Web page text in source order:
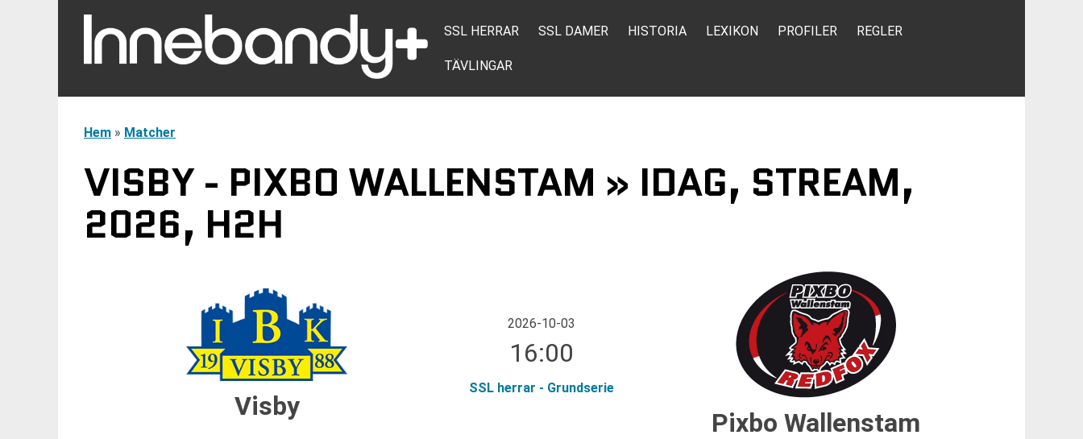
SSL HERRAR SSL DAMER HISTORIA LEXIKON PROFILER REGLER
TÄVLINGAR
Hem » Matcher
VISBY - PIXBO WALLENSTAM » IDAG, STREAM,
2026, H2H
Visby
2026-10-03
16:00
SSL herrar - Grundserie
Pixbo Wallenstam